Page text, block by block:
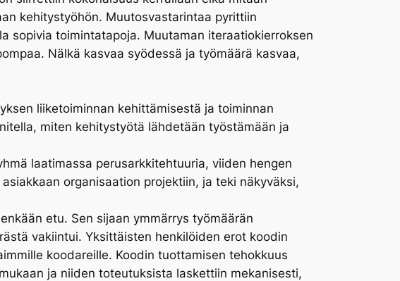
kehitystyöhön. Muutosvastarintaa pyrittiin
sopivia toimintatapoja. Muutaman iteraatiokierroksen
Nälkä kasvaa syödessä ja työmäärä kasvaa,
liiketoiminnan kehittämisestä ja toiminnan
miten kehitystyötä lähdetään työstämään ja
laatimassa perusarkkitehtuuria, viiden hengen
organisaation projektiin, ja teki näkyväksi,
etu. Sen sijaan ymmärrys työmäärän
vakiintui. Yksittäisten henkilöiden erot koodin
koodareille. Koodin tuottamisen tehokkuus
ja niiden toteutuksista laskettiin mekanisesti,